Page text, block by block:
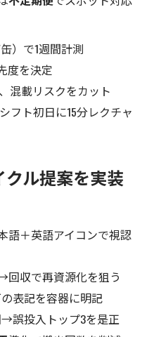
）で1週間計測
度を決定
混載リスクをカット
フト初日に15分レクチャ
ル提案を実装
語＋英語アイコンで視認
収で再資源化を狙う
表記を容器に明記
誤投入トップ3を是正